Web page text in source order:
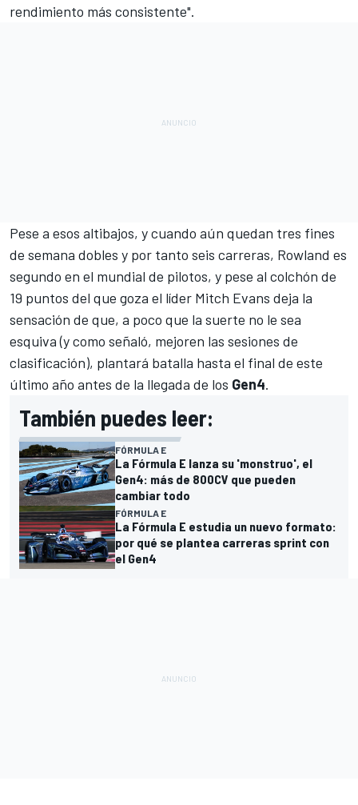
rendimiento más consistente".
Pese a esos altibajos, y cuando aún quedan tres fines
de semana dobles y por tanto seis carreras, Rowland es
segundo en el mundial de pilotos, y pese al colchón de
19 puntos del que goza el líder Mitch Evans deja la
sensación de que, a poco que la suerte no le sea
esquiva (y como señaló, mejoren las sesiones de
clasificación), plantará batalla hasta el final de este
último año antes de la llegada de los Gen4.
También puedes leer:
FÓRMULA E
La Fórmula E lanza su 'monstruo', el
Gen4: más de 800CV que pueden
cambiar todo
FÓRMULA E
La Fórmula E estudia un nuevo formato:
por qué se plantea carreras sprint con
el Gen4